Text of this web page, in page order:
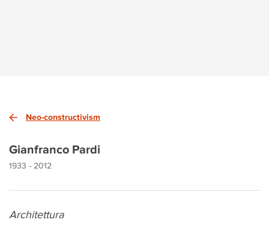
Neo-constructivism
Gianfranco Pardi
1933 - 2012
Architettura